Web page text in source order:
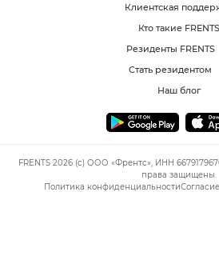
Клиентская
Кто такие FRENTS
Резиденты FRENTS
Стать резидентом
Наш блог
FRENTS 2026 (c) ООО «Френтс», ИНН
права защищены.
Политика конфиденциальности